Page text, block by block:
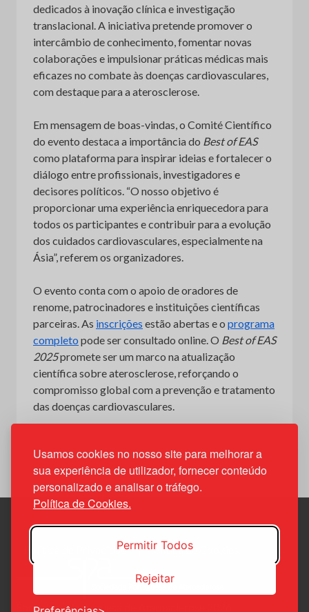
Usamos cookies no nosso site para melhorar a
sua experiência de utilizador, fornecer conteúdo
personalizado e analisar o tráfego.
Política de Cookies.
Permitir Todos
Rejeitar
dedicados à inovação clínica e investigação
translacional. A iniciativa pretende promover o
intercâmbio de conhecimento, fomentar novas
colaborações e impulsionar práticas médicas mais
eficazes no combate às doenças cardiovasculares,
com destaque para a aterosclerose.
Em mensagem de boas-vindas, o Comité Científico
do evento destaca a importância do Best of EAS
como plataforma para inspirar ideias e fortalecer o
diálogo entre profissionais, investigadores e
decisores políticos. “O nosso objetivo é
proporcionar uma experiência enriquecedora para
todos os participantes e contribuir para a evolução
dos cuidados cardiovasculares, especialmente na
Ásia”, referem os organizadores.
O evento conta com o apoio de oradores de
renome, patrocinadores e instituições científicas
parceiras. As inscrições estão abertas e o programa
completo pode ser consultado online. O Best of EAS
2025promete ser um marco na atualização
científica sobre aterosclerose, reforçando o
compromisso global com a prevenção e tratamento
das doenças cardiovasculares.
Política de Privacidade Política de Cookies
Sociedade Portuguesa de Aterosclerose 2026